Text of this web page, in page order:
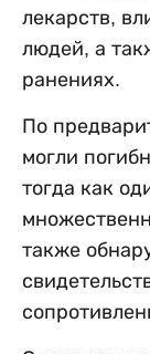
лекарств,
людей, а
ранениях.
По
могли
тогда как
также